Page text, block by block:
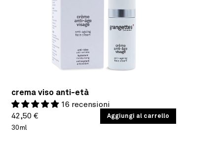
crema viso anti-età
16 recensioni
Prezzo
di
42,50 €
PREZZO
UNITARIO
/
30ml
Aggiungi al carrello